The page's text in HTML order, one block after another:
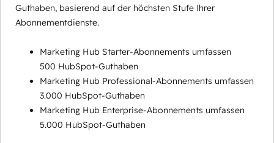
Guthaben, basierend auf der höchsten Stufe Ihrer
Abonnementdienste.
Marketing Hub Starter-Abonnements umfassen
500 HubSpot-Guthaben
Marketing Hub Professional-Abonnements umfassen
3.000 HubSpot-Guthaben
Marketing Hub Enterprise-Abonnements umfassen
5.000 HubSpot-Guthaben